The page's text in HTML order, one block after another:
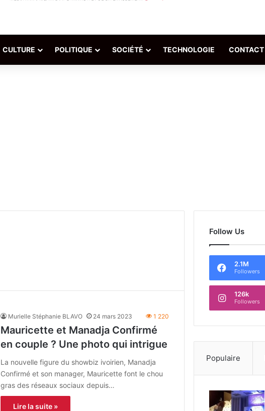
CULTURE POLITIQUE SOCIÉTÉ TECHNOLOGIE CONTACT
Murielle Stéphanie BLAVO 24 mars 2023 1 220
Mauricette et Manadja Confirmé
en couple ? Une photo qui intrigue
La nouvelle figure du showbiz ivoirien, Manadja
Confirmé et son manager, Mauricette font le chou
gras des réseaux sociaux depuis…
Lire la suite »
Follow Us
2.1M
Followers
126k
Followers
Populaire